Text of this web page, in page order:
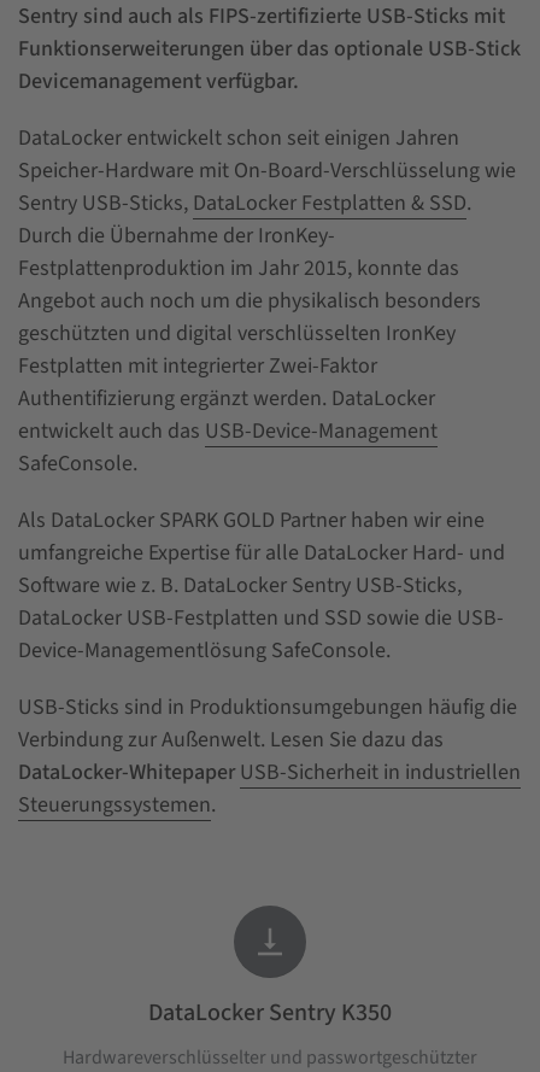
Sentry sind auch als FIPS-zertifizierte USB-Sticks mit
Funktionserweiterungen über das optionale USB-Stick
Devicemanagement verfügbar.
DataLocker entwickelt schon seit einigen Jahren
Speicher-Hardware mit On-Board-Verschlüsselung wie
Sentry USB-Sticks, DataLocker Festplatten & SSD.
Durch die Übernahme der IronKey-
Festplattenproduktion im Jahr 2015, konnte das
Angebot auch noch um die physikalisch besonders
geschützten und digital verschlüsselten IronKey
Festplatten mit integrierter Zwei-Faktor
Authentifizierung ergänzt werden. DataLocker
entwickelt auch das USB-Device-Management
SafeConsole.
Als DataLocker SPARK GOLD Partner haben wir eine
umfangreiche Expertise für alle DataLocker Hard- und
Software wie z. B. DataLocker Sentry USB-Sticks,
DataLocker USB-Festplatten und SSD sowie die USB-
Device-Managementlösung SafeConsole.
USB-Sticks sind in Produktionsumgebungen häufig die
Verbindung zur Außenwelt. Lesen Sie dazu das
DataLocker-Whitepaper USB-Sicherheit in industriellen
Steuerungssystemen.

DataLocker Sentry K350
Hardwareverschlüsselter und passwortgeschützter